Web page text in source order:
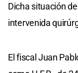
Dicha situación
intervenida
El fiscal Juan